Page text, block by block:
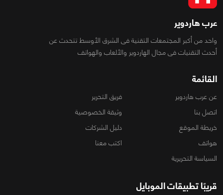
عرب هاردوير
واحد من أكبر المجتمعات التقنية فى الشرق الأوسط تتحدث عن
أحدث التقنيات فى مجال الهاردوير والألعاب والهواتف
القائمة
عن عرب هاردوير
فريق التحرير
اتصل بنا
وثيقة الخصوصية
خريطة الموقع
دليل الشركات
هواتف
اكتب معنا
السياسة التحريرية
قريبًا تطبيقات الموبايل